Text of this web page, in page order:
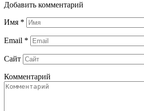
Добавить комментарий
Имя *
Email *
Сайт
Комментарий